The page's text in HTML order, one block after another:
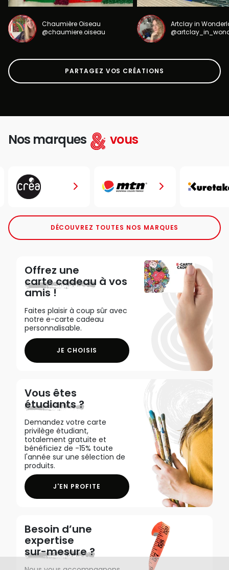
Chaumière Oiseau
@chaumiere.oiseau
Artclay in
PARTAGEZ VOS CRÉATIONS
Nos marques vous
DÉCOUVREZ TOUTES NOS MARQUES
Offrez une
carte cadeau à vos
amis !
Faites plaisir à coup sûr avec
notre e-carte cadeau
personnalisable.
JE CHOISIS
Vous êtes
étudiants ?
Demandez votre carte
privilège étudiant,
totalement gratuite et
bénéficiez de -15% toute
l'année sur une sélection de
produits.
J'EN PROFITE
Besoin d’une
expertise
sur-mesure ?